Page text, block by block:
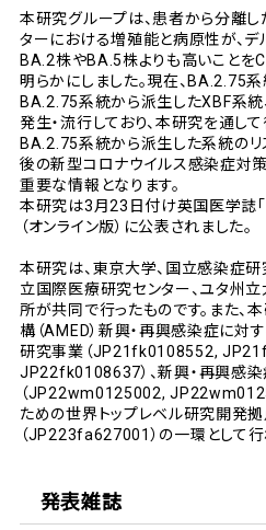
本研究グループは、患者から分離
ターにおける増殖能と病原性が、デ
BA.2株やBA.5株よりも高いことを
明らかにしました。現在、BA.2.75
BA.2.75系統から派生したXBF系
発生・流行しており、本研究を通し
BA.2.75系統から派生した系統の
後の新型コロナウイルス感染症対
重要な情報となります。
本研究は3月23日付け英国医学誌「
（オンライン版）に公表されました。
本研究は、東京大学、国立感染症研
立国際医療研究センター、ユタ州
所が共同で行ったものです。また、
構（AMED）新興・再興感染症に
研究事業（JP21fk0108552,
JP22fk0108637）、新興・再興感
（JP22wm0125002,
ための世界トップレベル研究開発
（JP223fa627001）の一環として行
発表雑誌